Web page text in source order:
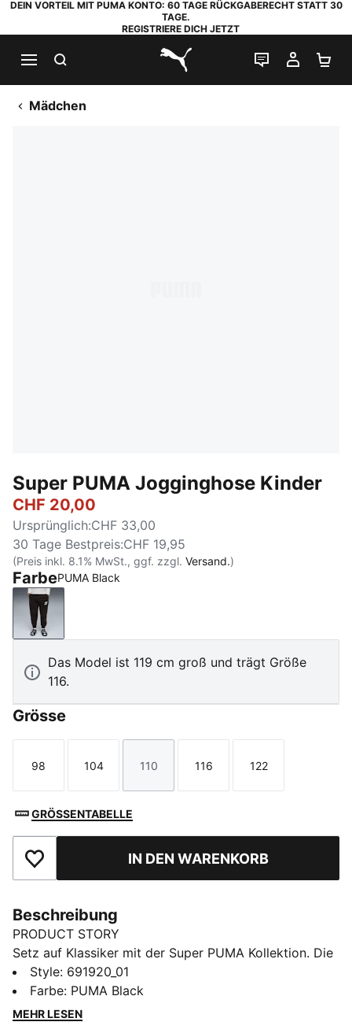
DEIN VORTEIL MIT PUMA KONTO: 60 TAGE RÜCKGABERECHT STATT 30
TAGE.
REGISTRIERE DICH JETZT
PUMA.com
LIVE-CHAT
MEIN
Mädchen
Super PUMA Jogginghose Kinder
CHF 20,00
Ursprünglich:CHF 33,00
30 Tage Bestpreis:CHF 19,95
(Preis inkl. 8.1% MwSt., ggf. zzgl. Versand.)
FarbePUMA Black
PUMA Black
Das Model ist 119 cm groß und trägt Größe
116.
Grösse
Größe
98
Größe
104
Größe
110
Größe
116
Größe
122
GRÖSSENTABELLE
Zu Favoriten hinzufügenIN DEN WARENKORB
Beschreibung
PRODUCT STORY
Setz auf Klassiker mit der Super PUMA Kollektion. Die
Must-haves für coole Kids, die immer in Bewegung
sind – mit Super PUMA Vintage-Grafiken, Retro-
Farben und jeder Menge Energie.
Style: 691920_01
Farbe: PUMA Black
MEHR LESEN